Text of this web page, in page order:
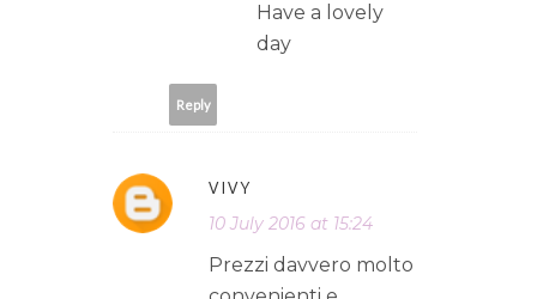
Have a lovely
day
Reply
VIVY
10 July 2016 at 15:24
Prezzi davvero molto